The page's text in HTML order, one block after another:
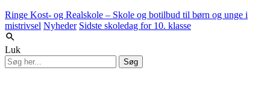
Ringe Kost- og Realskole – Skole og botilbud til børn og unge i
mistrivsel Nyheder Sidste skoledag for 10. klasse
Luk
Søg